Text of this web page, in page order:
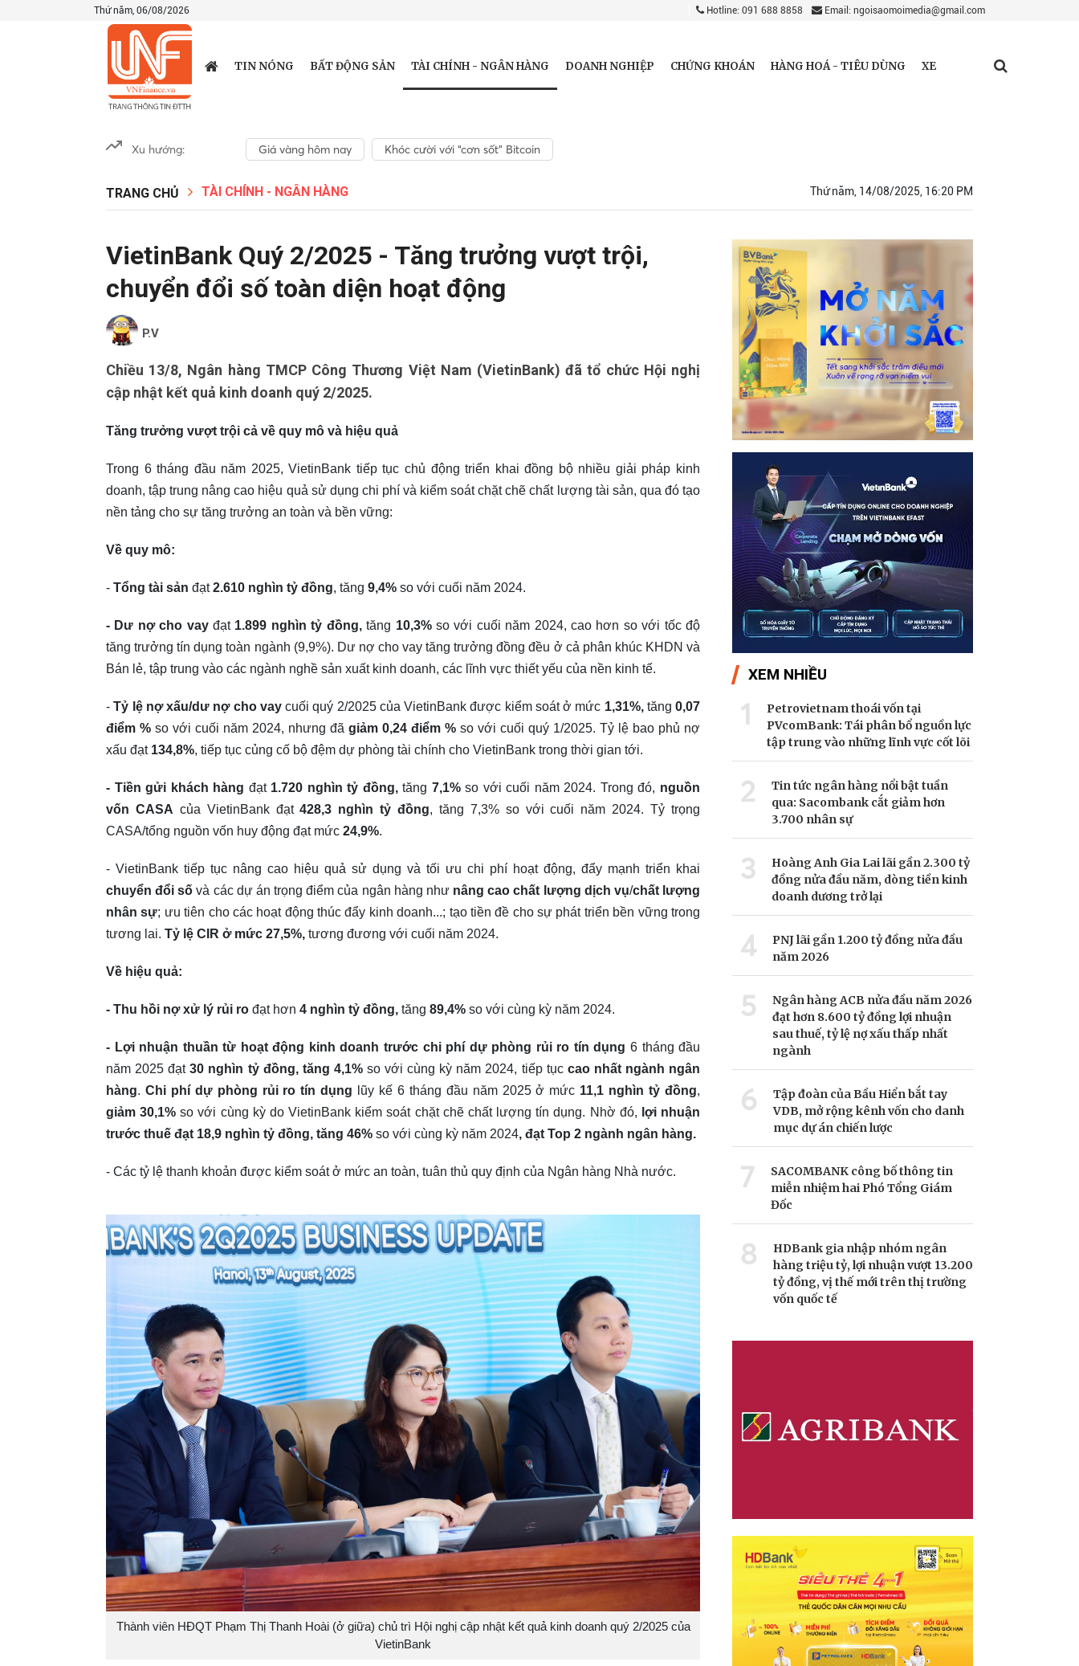
Thứ năm, 06/08/2026 Hotline: 091 688 8858 Email: ngoisaomoimedia@gmail.com
TIN NÓNG BẤT ĐỘNG SẢN TÀI CHÍNH - NGÂN HÀNG DOANH NGHIỆP CHỨNG KHOÁN HÀNG HOÁ - TIÊU DÙNG XE
Xu hướng: Giá vàng hôm nay Khóc cười với “cơn sốt” Bitcoin
TRANG CHỦ TÀI CHÍNH - NGÂN HÀNG Thứ năm, 14/08/2025, 16:20 PM
VietinBank Quý 2/2025 - Tăng trưởng vượt trội,
chuyển đổi số toàn diện hoạt động
P.V
Chiều 13/8, Ngân hàng TMCP Công Thương Việt Nam (VietinBank) đã tổ chức Hội nghị
cập nhật kết quả kinh doanh quý 2/2025.
Tăng trưởng vượt trội cả về quy mô và hiệu quả
Trong 6 tháng đầu năm 2025, VietinBank tiếp tục chủ động triển khai đồng bộ nhiều giải pháp kinh
doanh, tập trung nâng cao hiệu quả sử dụng chi phí và kiểm soát chặt chẽ chất lượng tài sản, qua đó tạo
nền tảng cho sự tăng trưởng an toàn và bền vững:
Về quy mô:
- Tổng tài sản đạt2.610 nghìn tỷ đồng, tăng 9,4% so với cuối năm 2024.
- Dư nợ cho vayđạt 1.899 nghìn tỷ đồng,tăng 10,3% so với cuối năm 2024, cao hơn so với tốc độ
tăng trưởng tín dụng toàn ngành (9,9%). Dư nợ cho vay tăng trưởng đồng đều ở cả phân khúc KHDN và
Bán lẻ, tập trung vào các ngành nghề sản xuất kinh doanh, các lĩnh vực thiết yếu của nền kinh tế.
-Tỷ lệ nợ xấu/dư nợ cho vaycuối quý 2/2025 của VietinBank được kiểm soát ở mức 1,31%, tăng 0,07
điểm % so với cuối năm 2024, nhưng đã giảm 0,24 điểm % so với cuối quý 1/2025. Tỷ lệ bao phủ nợ
xấu đạt 134,8%, tiếp tục củng cố bộ đệm dự phòng tài chính cho VietinBank trong thời gian tới.
- Tiền gửi khách hàng đạt1.720 nghìn tỷ đồng,tăng 7,1%so với cuối năm 2024. Trong đó, nguồn
vốn CASA của VietinBank đạt428,3 nghìn tỷ đồng, tăng 7,3% so với cuối năm 2024. Tỷ trọng
CASA/tổng nguồn vốn huy động đạt mức 24,9%.
- VietinBank tiếp tục nâng cao hiệu quả sử dụng và tối ưu chi phí hoạt động, đẩy mạnh triển khai
chuyển đổi số và các dự án trọng điểm của ngân hàng như nâng cao chất lượng dịch vụ/chất lượng
nhân sự; ưu tiên cho các hoạt động thúc đẩy kinh doanh...; tạo tiền đề cho sự phát triển bền vững trong
tương lai. Tỷ lệ CIR ở mức 27,5%, tương đương với cuối năm 2024.
Về hiệu quả:
- Thu hồi nợ xử lý rủi ro đạt hơn 4 nghìn tỷ đồng, tăng 89,4% so với cùng kỳ năm 2024.
- Lợi nhuận thuần từ hoạt động kinh doanh trước chi phí dự phòng rủi ro tín dụng 6 tháng đầu
năm 2025 đạt30 nghìn tỷ đồng, tăng 4,1%so với cùng kỳ năm 2024, tiếp tục cao nhất ngành ngân
hàng. Chi phí dự phòng rủi ro tín dụng lũy kế 6 tháng đầu năm 2025 ở mức 11,1 nghìn tỷ đồng,
giảm 30,1% so với cùng kỳ do VietinBank kiểm soát chặt chẽ chất lượng tín dụng. Nhờ đó, lợi nhuận
trước thuế đạt 18,9 nghìn tỷ đồng, tăng 46% so với cùng kỳ năm 2024, đạt Top 2 ngành ngân hàng.
- Các tỷ lệ thanh khoản được kiểm soát ở mức an toàn, tuân thủ quy định của Ngân hàng Nhà nước.
Thành viên HĐQT Phạm Thị Thanh Hoài (ở giữa) chủ trì Hội nghị cập nhật kết quả kinh doanh quý 2/2025 của
VietinBank
XEM NHIỀU
1
Petrovietnam thoái vốn tại
PVcomBank: Tái phân bổ nguồn lực
tập trung vào những lĩnh vực cốt lõi
2
Tin tức ngân hàng nổi bật tuần
qua: Sacombank cắt giảm hơn
3.700 nhân sự
3
Hoàng Anh Gia Lai lãi gần 2.300 tỷ
đồng nửa đầu năm, dòng tiền kinh
doanh dương trở lại
4
PNJ lãi gần 1.200 tỷ đồng nửa đầu
năm 2026
5
Ngân hàng ACB nửa đầu năm 2026
đạt hơn 8.600 tỷ đồng lợi nhuận
sau thuế, tỷ lệ nợ xấu thấp nhất
ngành
6
Tập đoàn của Bầu Hiển bắt tay
VDB, mở rộng kênh vốn cho danh
mục dự án chiến lược
7
SACOMBANK công bố thông tin
miễn nhiệm hai Phó Tổng Giám
Đốc
8
HDBank gia nhập nhóm ngân
hàng triệu tỷ, lợi nhuận vượt 13.200
tỷ đồng, vị thế mới trên thị trường
vốn quốc tế